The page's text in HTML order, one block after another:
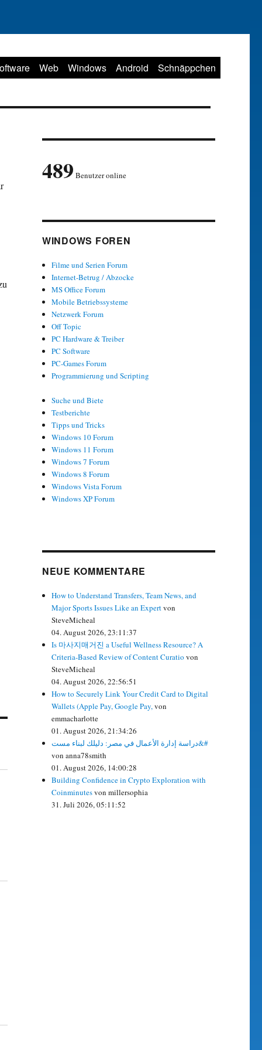
Web Windows Android Schnäppchen
489 Benutzer online
WINDOWS FOREN
Filme und Serien Forum
Internet-Betrug / Abzocke
MS Office Forum
Mobile Betriebssysteme
Netzwerk Forum
Off Topic
PC Hardware & Treiber
PC Software
PC-Games Forum
Programmierung und Scripting
Suche und Biete
Testberichte
Tipps und Tricks
Windows 10 Forum
Windows 11 Forum
Windows 7 Forum
Windows 8 Forum
Windows Vista Forum
Windows XP Forum
NEUE KOMMENTARE
How to Understand Transfers, Team News, and
Major Sports Issues Like an Expertvon
SteveMicheal
04. August 2026, 23:11:37
Is 마사지매거진 a Useful Wellness Resource? A
Criteria-Based Review of Content Curatio von
SteveMicheal
04. August 2026, 22:56:51
How to Securely Link Your Credit Card to Digital
Wallets (Apple Pay, Google Pay,von
emmacharlotte
01. August 2026, 21:34:26
دراسة إدارة الأعمال في مصر: دليلك لبناء مست&#
von anna78smith
01. August 2026, 14:00:28
Building Confidence in Crypto Exploration with
Coinminutesvon millersophia
31. Juli 2026, 05:11:52